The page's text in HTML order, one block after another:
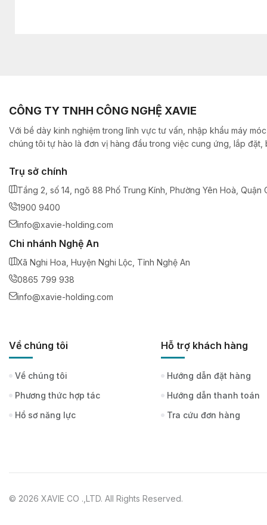
CÔNG TY TNHH CÔNG NGHỆ XAVIE
Với bề dày kinh nghiệm trong lĩnh vực tư vấn, nhập khẩu máy
chúng tôi tự hào là đơn vị hàng đầu trong việc cung ứng, lắp đặt,
Trụ sở chính
Tầng 2, số 14, ngõ 88 Phố Trung Kính, Phường Yên Hoà, Quận
1900 9400
info@xavie-holding.com
Chi nhánh Nghệ An
Xã Nghi Hoa, Huyện Nghi Lộc, Tỉnh Nghệ An
0865 799 938
info@xavie-holding.com
Về chúng tôi
Về chúng tôi
Phương thức hợp tác
Hồ sơ năng lực
Hỗ trợ khách hàng
Hướng dẫn đặt hàng
Hướng dẫn thanh toán
Tra cứu đơn hàng
© 2026 XAVIE CO .,LTD. All Rights Reserved.